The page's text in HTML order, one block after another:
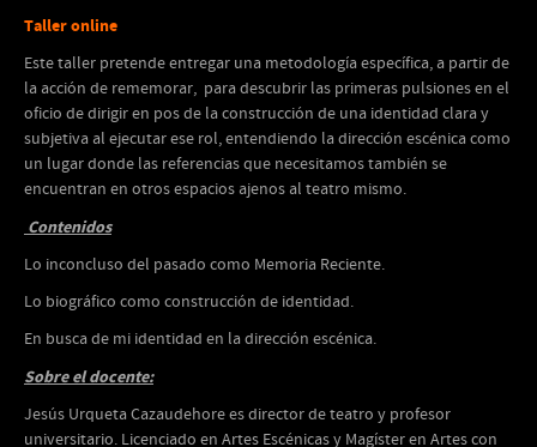
Taller online
Este taller pretende entregar una metodología específica, a partir de
la acción de rememorar, para descubrir las primeras pulsiones en el
oficio de dirigir en pos de la construcción de una identidad clara y
subjetiva al ejecutar ese rol, entendiendo la dirección escénica como
un lugar donde las referencias que necesitamos también se
encuentran en otros espacios ajenos al teatro mismo.
Contenidos
Lo inconcluso del pasado como Memoria Reciente.
Lo biográfico como construcción de identidad.
En busca de mi identidad en la dirección escénica.
Sobre el docente:
Jesús Urqueta Cazaudehore es director de teatro y profesor
universitario. Licenciado en Artes Escénicas y Magíster en Artes con